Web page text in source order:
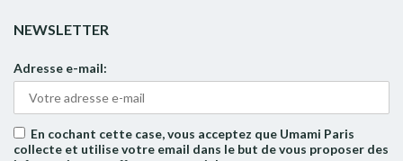
NEWSLETTER
Adresse e-mail:
En cochant cette case, vous acceptez que Umami Paris
collecte et utilise votre email dans le but de vous proposer des